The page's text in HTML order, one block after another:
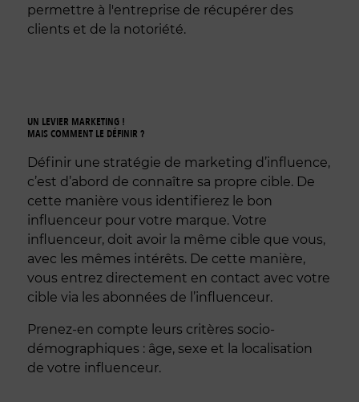
permettre à l'entreprise de récupérer des
clients et de la notoriété.
UN LEVIER MARKETING !
MAIS COMMENT LE DÉFINIR ?
Définir une stratégie de marketing d’influence,
c’est d’abord de connaître sa propre cible. De
cette manière vous identifierez le bon
influenceur pour votre marque. Votre
influenceur, doit avoir la même cible que vous,
avec les mêmes intérêts. De cette manière,
vous entrez directement en contact avec votre
cible via les abonnées de l’influenceur.
Prenez-en compte leurs critères socio-
démographiques : âge, sexe et la localisation
de votre influenceur.